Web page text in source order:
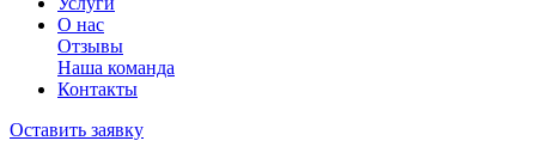
О нас
Отзывы
Наша команда
Контакты
Оставить заявку